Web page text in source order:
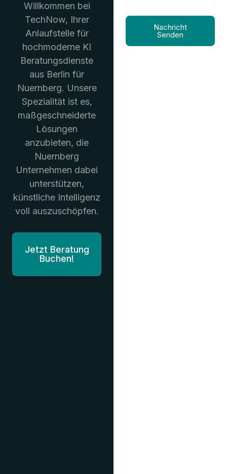
Willkommen bei
TechNow, Ihrer
Anlaufstelle für
hochmoderne KI
Beratungsdienste
aus Berlin für
Nuernberg. Unsere
Spezialität ist es,
maßgeschneiderte
Lösungen
anzubieten, die
Nuernberg
Unternehmen dabei
unterstützen,
künstliche Intelligenz
voll auszuschöpfen.
Jetzt Beratung
Buchen!
Nachricht
Senden